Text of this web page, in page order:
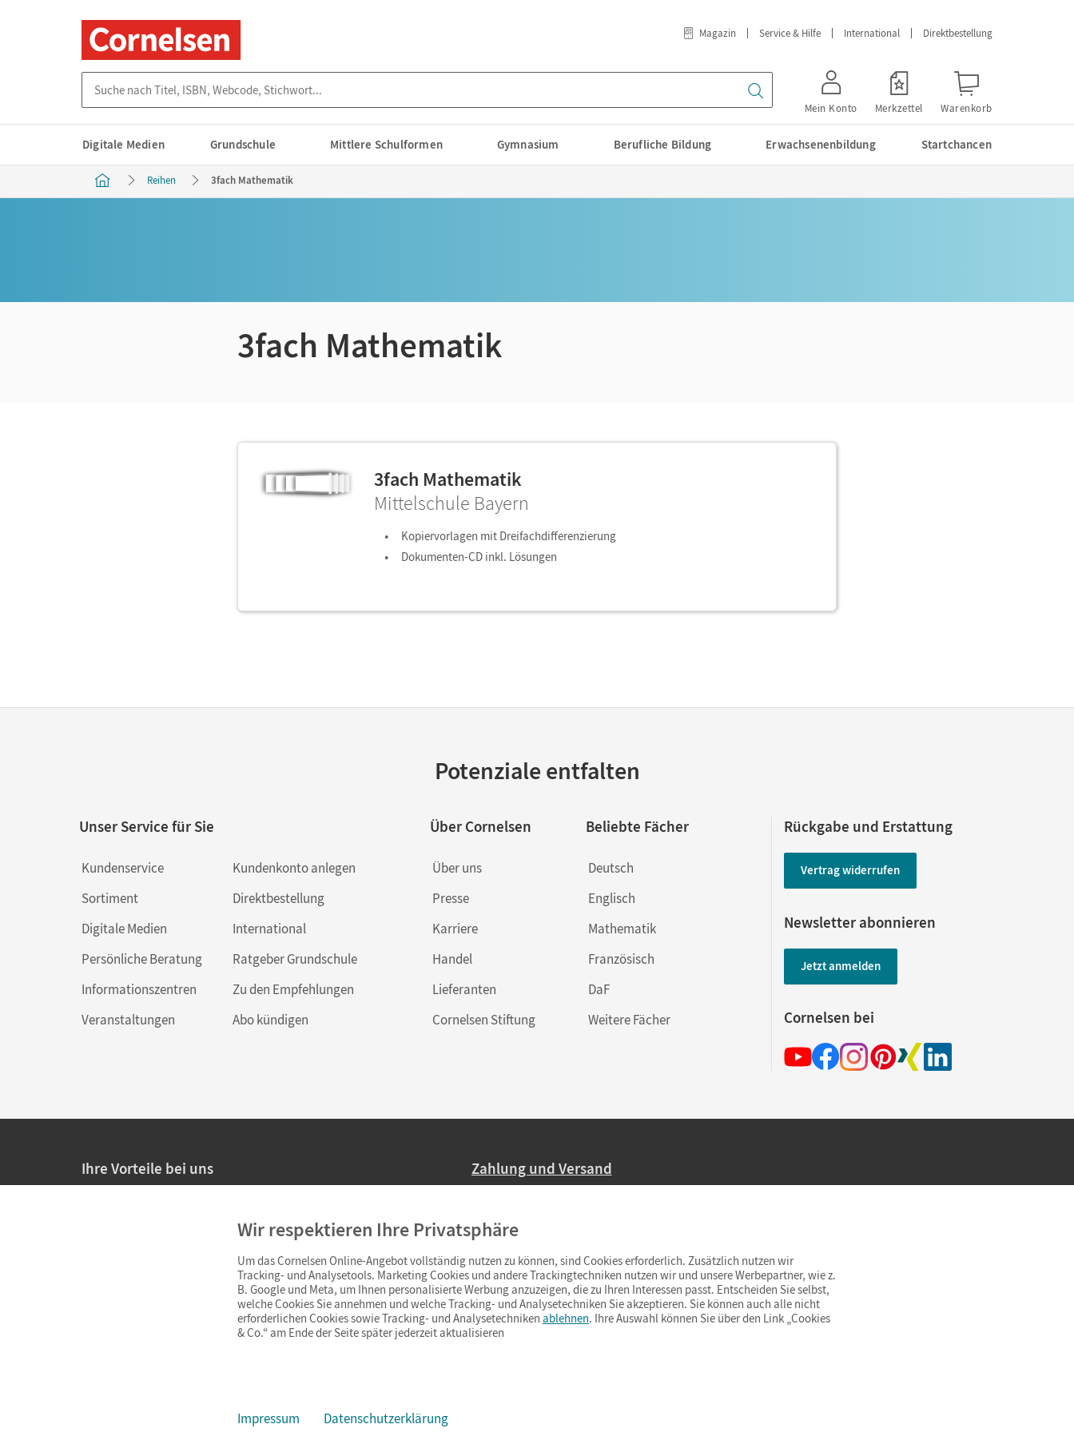
Magazin Service & Hilfe International Direktbestellung
Mein Konto Merkzettel Warenkorb
Digitale Medien Grundschule Mittlere Schulformen Gymnasium Berufliche Bildung Erwachsenenbildung Startchancen
Reihen 3fach Mathematik
3fach Mathematik
3fach Mathematik
Mittelschule Bayern
Kopiervorlagen mit Dreifachdifferenzierung
Dokumenten-CD inkl. Lösungen
Potenziale entfalten
Unser Service für Sie
Kundenservice
Sortiment
Digitale Medien
Persönliche Beratung
Informationszentren
Veranstaltungen
Kundenkonto anlegen
Direktbestellung
International
Ratgeber Grundschule
Zu den Empfehlungen
Abo kündigen
Über Cornelsen
Über uns
Presse
Karriere
Handel
Lieferanten
Cornelsen Stiftung
Beliebte Fächer
Deutsch
Englisch
Mathematik
Französisch
DaF
Weitere Fächer
Rückgabe und Erstattung
Vertrag widerrufen
Newsletter abonnieren
Jetzt anmelden
Cornelsen bei
Ihre Vorteile bei uns
Persönliche Angebote für Lehrkräfte
Sicheres Einkaufen mit SSL-Verschlüsselung
Widerrufsfristvon 4 Wochen
Schnelle und einfache Retourenabwicklung
Zahlung und Versand
Ab 59,– EUR Bestellwert liefern wir versandkostenfrei innerhalb Deutschlands
(Lieferung in 3–6 Tagen).
Barrierefreiheit Cookies & Co.
Wir respektieren Ihre Privatsphäre
Um das Cornelsen Online-Angebot vollständig nutzen zu können, sind Cookies erforderlich. Zusätzlich nutzen wir
Tracking- und Analysetools. Marketing Cookies und andere Trackingtechniken nutzen wir und unsere Werbepartner, wie z.
B. Google und Meta, um Ihnen personalisierte Werbung anzuzeigen, die zu Ihren Interessen passt. Entscheiden Sie selbst,
welche Cookies Sie annehmen und welche Tracking- und Analysetechniken Sie akzeptieren. Sie können auch alle nicht
erforderlichen Cookies sowie Tracking- und Analysetechniken ablehnen. Ihre Auswahl können Sie über den Link „Cookies
& Co.“ am Ende der Seite später jederzeit aktualisieren
Impressum Datenschutzerklärung